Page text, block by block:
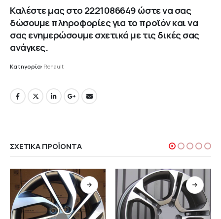
Καλέστε μας στο2221086649ώστε να σας
δώσουμε πληροφορίες για το προϊόν και να
σας ενημερώσουμε σχετικά με τις δικές σας
ανάγκες.
Κατηγορία: Renault
ΣΧΕΤΙΚΆ ΠΡΟΪΌΝΤΑ